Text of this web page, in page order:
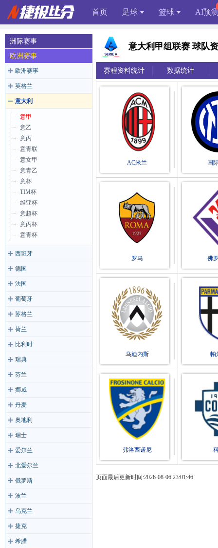
首页 足球 篮球 AI预
洲际赛事
欧洲赛事
欧洲赛事
英格兰
意大利
意甲
意乙
意丙
意青联
意女甲
意青乙
意杯
TIM杯
维亚杯
意超杯
意丙杯
意青杯
西班牙
德国
法国
葡萄牙
苏格兰
荷兰
比利时
瑞典
芬兰
挪威
丹麦
奥地利
瑞士
爱尔兰
北爱尔兰
俄罗斯
波兰
乌克兰
捷克
希腊
意大利甲组联赛 球队
赛程资料统计 数据统计
AC米兰 国
罗马 佛
乌迪内斯 帕
弗洛西诺尼
页面最后更新时间:2026-08-06 23:01:46